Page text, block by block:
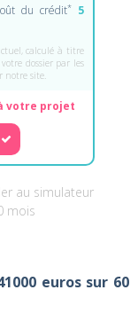
du crédit*
5
calculé à titre
dossier par les
notre site.
votre projet
au simulateur
mois
euros sur 60